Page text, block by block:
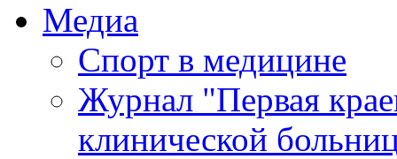
Медиа
Спорт в медицине
Журнал "Первая
клинической